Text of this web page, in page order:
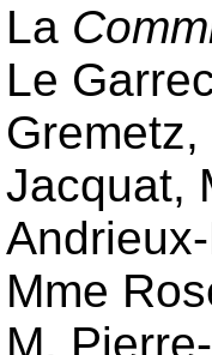
La
Le
Gremetz,
Jacquat,
Mme
M.